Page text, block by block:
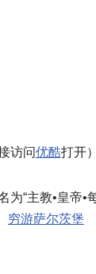
访问优酷打开）
“主教•皇帝•
穷游萨尔茨堡